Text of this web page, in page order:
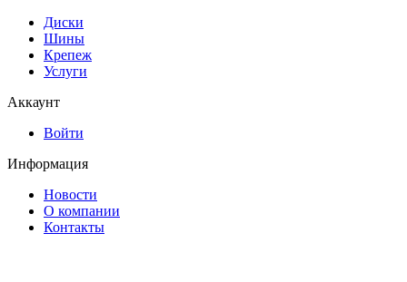
Диски
Шины
Крепеж
Услуги
Аккаунт
Войти
Информация
Новости
О компании
Контакты